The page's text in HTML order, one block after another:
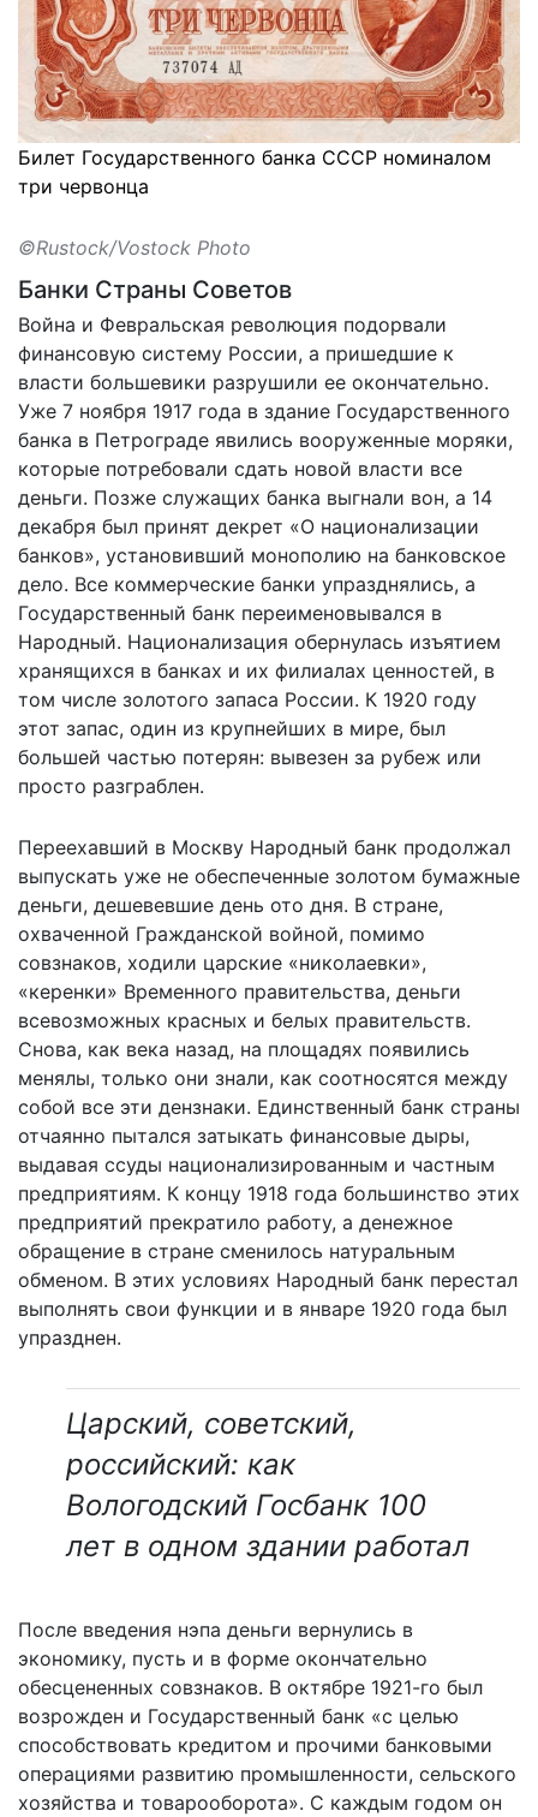
Билет Государственного банка СССР номиналом
три червонца
©Rustock/Vostock Photo
Банки Страны Советов
Война и Февральская революция подорвали
финансовую систему России, а пришедшие к
власти большевики разрушили ее окончательно.
Уже 7 ноября 1917 года в здание Государственного
банка в Петрограде явились вооруженные моряки,
которые потребовали сдать новой власти все
деньги. Позже служащих банка выгнали вон, а 14
декабря был принят декрет «О национализации
банков», установивший монополию на банковское
дело. Все коммерческие банки упразднялись, а
Государственный банк переименовывался в
Народный. Национализация обернулась изъятием
хранящихся в банках и их филиалах ценностей, в
том числе золотого запаса России. К 1920 году
этот запас, один из крупнейших в мире, был
большей частью потерян: вывезен за рубеж или
просто разграблен.
Переехавший в Москву Народный банк продолжал
выпускать уже не обеспеченные золотом бумажные
деньги, дешевевшие день ото дня. В стране,
охваченной Гражданской войной, помимо
совзнаков, ходили царские «николаевки»,
«керенки» Временного правительства, деньги
всевозможных красных и белых правительств.
Снова, как века назад, на площадях появились
менялы, только они знали, как соотносятся между
собой все эти дензнаки. Единственный банк страны
отчаянно пытался затыкать финансовые дыры,
выдавая ссуды национализированным и частным
предприятиям. К концу 1918 года большинство этих
предприятий прекратило работу, а денежное
обращение в стране сменилось натуральным
обменом. В этих условиях Народный банк перестал
выполнять свои функции и в январе 1920 года был
упразднен.
Царский, советский,
российский: как
Вологодский Госбанк 100
лет в одном здании работал
После введения нэпа деньги вернулись в
экономику, пусть и в форме окончательно
обесцененных совзнаков. В октябре 1921-го был
возрожден и Государственный банк «с целью
способствовать кредитом и прочими банковыми
операциями развитию промышленности, сельского
хозяйства и товарооборота». С каждым годом он